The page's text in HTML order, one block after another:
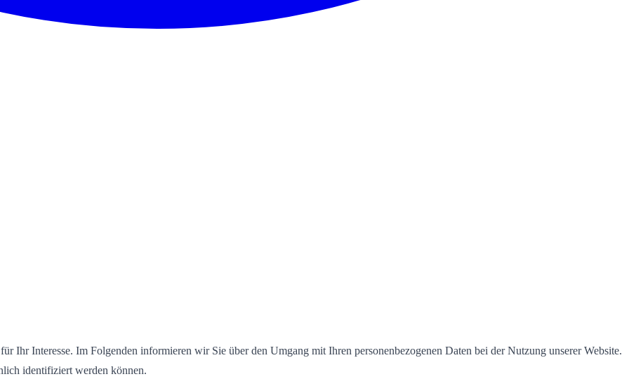
Ihr Interesse. Im Folgenden informieren wir Sie über den Umgang mit Ihren personenbezogenen Daten bei der Nutzung unserer Website.
identifiziert werden können.